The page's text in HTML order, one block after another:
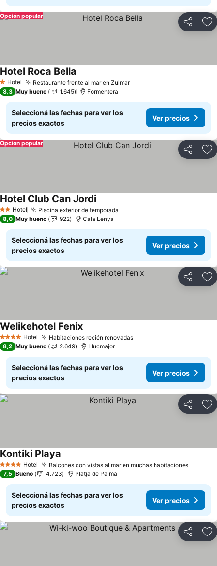
Compartir
Opción popular
1 Estrellas
Hotel Restaurante frente al mar en ZulmarVer precios
Hotel Roca Bella
8,3 Muy bueno 1.645 Formentera
Seleccioná las fechas para ver los
precios exactos
Ver precios
Compartir
Opción popular
2 Estrellas
Hotel Piscina exterior de temporada
Hotel Club Can JordiVer precios
8,0 Muy bueno 922 Cala Lenya
Seleccioná las fechas para ver los
precios exactos
Ver precios
Compartir
4 EstrellasHotel Habitaciones recién renovadasVer precios
Welikehotel FenixVer precios
8,2 Muy bueno 2.649 Llucmajor
Seleccioná las fechas para ver los
precios exactos
Ver precios
Compartir
4 EstrellasHotel Balcones con vistas al mar en muchas habitacionesVer
Kontiki Playa
7,5 Bueno 4.723 Platja de Palma
Seleccioná las fechas para ver los
precios exactos
Ver precios
Compartir